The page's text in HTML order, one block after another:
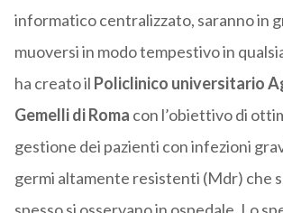
informatico centralizzato, saranno in
muoversi in modo tempestivo in
ha creato il Policlinico universitario
Gemelli di Roma con l’obiettivo di
gestione dei pazienti con infezioni
germi altamente resistenti (Mdr) che